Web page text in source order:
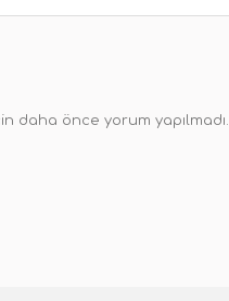
daha önce yorum yapılmadı.